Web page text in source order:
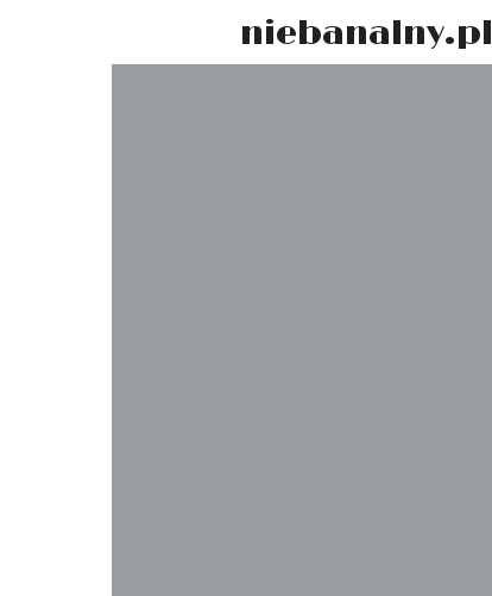
niebanalny.pl